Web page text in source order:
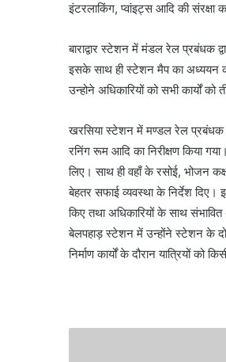
इंटरलाकिंग, प्वांइट्स आदि की संरक्षा
बाराद्वार स्टेशन में मंडल रेल प्रबंधक
इसके साथ ही स्टेशन मैप का अध्ययन
उन्होने अधिकारियों को सभी कार्यों
खरसिया स्टेशन में मण्डल रेल प्रबंधक
रनिंग रूम आदि का निरीक्षण किया
लिए। साथ ही वहाँ के रसोई, भोजन
बेहतर सफाई व्यवस्था के निर्देश दिए।
किए तथा अधिकारियों के साथ संभावित
बेलपहाड़ स्टेशन में उन्होंने स्टेशन के
निर्माण कार्यों के दौरान यात्रियों को